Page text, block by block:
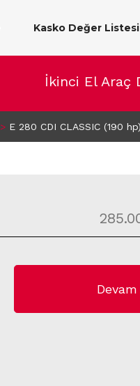
Kasko Değer Listesi
İkinci El Araç
> E 280 CDI CLASSIC (190